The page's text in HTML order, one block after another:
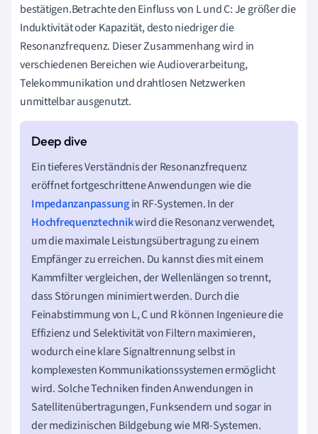
bestätigen.Betrachte den Einfluss von L und C: Je größer die
Induktivität oder Kapazität, desto niedriger die
Resonanzfrequenz. Dieser Zusammenhang wird in
verschiedenen Bereichen wie Audioverarbeitung,
Telekommunikation und drahtlosen Netzwerken
unmittelbar ausgenutzt.
Ein tieferes Verständnis der Resonanzfrequenz
eröffnet fortgeschrittene Anwendungen wie die
Impedanzanpassungin RF-Systemen. In der
Hochfrequenztechnikwird die Resonanz verwendet,
um die maximale Leistungsübertragung zu einem
Empfänger zu erreichen. Du kannst dies mit einem
Kammfilter vergleichen, der Wellenlängen so trennt,
dass Störungen minimiert werden. Durch die
Feinabstimmung von L, C und R können Ingenieure die
Effizienz und Selektivität von Filtern maximieren,
wodurch eine klare Signaltrennung selbst in
komplexesten Kommunikationssystemen ermöglicht
wird. Solche Techniken finden Anwendungen in
Satellitenübertragungen, Funksendern und sogar in
der medizinischen Bildgebung wie MRI-Systemen.